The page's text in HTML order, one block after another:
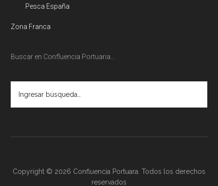
Pesca España
Zona Franca
Buscar en Confluencia Portuaria…
búsqueda…
Copyright © 2026 Confluencia Portuara. Todos los derechos
reservados